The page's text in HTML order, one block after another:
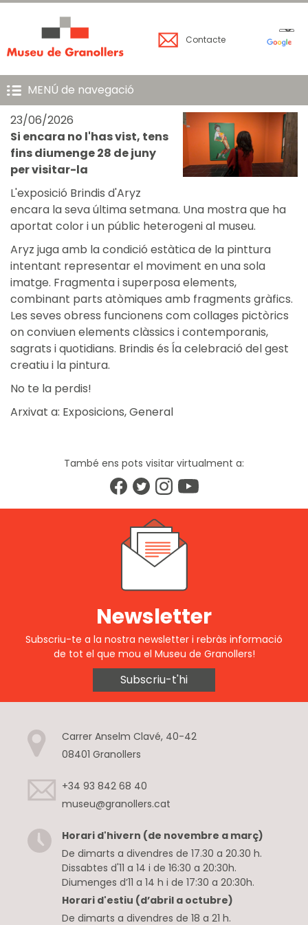
Contacte
MENÚ de navegació
23/06/2026
Si encara no l'has vist, tens
fins diumenge 28 de juny
per visitar-la
L'exposició Brindis d'Aryz
encara la seva última setmana. Una mostra que ha
aportat color i un públic heterogeni al museu.
Aryz juga amb la condició estàtica de la pinttura
intentant representar el moviment en una sola
imatge. Fragmenta i superposa elements,
combinant parts atòmiques amb fragments gràfics.
Les seves obress funcionens com collages pictòrics
on conviuen elements clàssics i contemporanis,
sagrats i quotidians. Brindis és ĺa celebració del gest
creatiu i la pintura.
No te la perdis!
Arxivat a: Exposicions,General
També ens pots visitar virtualment a:
Newsletter
Subscriu-te a la nostra newsletter i rebràs informació
de tot el que mou el Museu de Granollers!
Subscriu-t'hi
Carrer Anselm Clavé, 40-42
08401 Granollers
+34 93 842 68 40
museu@granollers.cat
Horari d'hivern (de novembre a març)
De dimarts a divendres de 17.30 a 20.30 h.
Dissabtes d'11 a 14 i de 16:30 a 20:30h.
Diumenges d’11 a 14 h i de 17:30 a 20:30h.
Horari d'estiu (d’abril a octubre)
De dimarts a divendres de 18 a 21 h.